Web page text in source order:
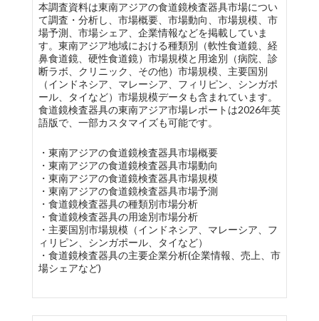
本調査資料は東南アジアの食道鏡検査器具市場につい
て調査・分析し、市場概要、市場動向、市場規模、市
場予測、市場シェア、企業情報などを掲載していま
す。東南アジア地域における種類別（軟性食道鏡、経
鼻食道鏡、硬性食道鏡）市場規模と用途別（病院、診
断ラボ、クリニック、その他）市場規模、主要国別
（インドネシア、マレーシア、フィリピン、シンガポ
ール、タイなど）市場規模データも含まれています。
食道鏡検査器具の東南アジア市場レポートは2026年英
語版で、一部カスタマイズも可能です。
・東南アジアの食道鏡検査器具市場概要
・東南アジアの食道鏡検査器具市場動向
・東南アジアの食道鏡検査器具市場規模
・東南アジアの食道鏡検査器具市場予測
・食道鏡検査器具の種類別市場分析
・食道鏡検査器具の用途別市場分析
・主要国別市場規模（インドネシア、マレーシア、フ
ィリピン、シンガポール、タイなど）
・食道鏡検査器具の主要企業分析(企業情報、売上、市
場シェアなど)